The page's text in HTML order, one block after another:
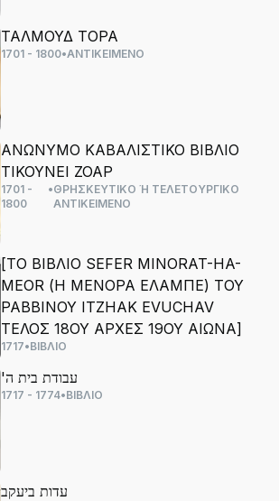
ΤΑΛΜΟΥΔ ΤΟΡΑ
1701 - 1800•ΑΝΤΙΚΕΙΜΕΝΟ
ΑΝΩΝΥΜΟ ΚΑΒΑΛΙΣΤΙΚΟ ΒΙΒΛΙΟ
ΤΙΚΟΥΝΕΙ ΖΟΑΡ
1701 -
1800
•ΘΡΗΣΚΕΥΤΙΚΟ Ή ΤΕΛΕΤΟΥΡΓΙΚΟ
ΑΝΤΙΚΕΙΜΕΝΟ
[ΤΟ ΒΙΒΛΙΟ SEFER MINORAT-HA-
MEOR (Η ΜΕΝΟΡΑ ΕΛΑΜΠΕ) ΤΟΥ
ΡΑΒΒΙΝΟΥ ITZHAK EVUCHAV
ΤΕΛΟΣ 18ΟΥ ΑΡΧΕΣ 19ΟΥ ΑΙΩΝΑ]
1717•ΒΙΒΛΙΟ
'עבודת בית ה
1717 - 1774•ΒΙΒΛΙΟ
עדות ביעקב